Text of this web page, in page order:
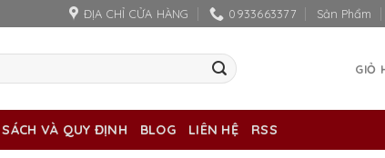
ĐỊA CHỈ CỬA HÀNG 0933663377 Sản Phẩm
GIỎ
VÀ QUY ĐỊNH BLOG LIÊN HỆ RSS